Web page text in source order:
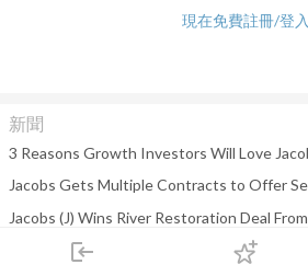
login
下單
現在免費註冊/登入
新聞